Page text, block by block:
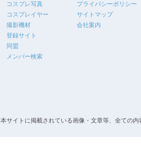
コスプレ写真
コスプレイヤー
撮影機材
登録サイト
同盟
メンバー検索
プライバシーポリシー
サイトマップ
会社案内
本サイトに掲載されている画像・文章等、全ての